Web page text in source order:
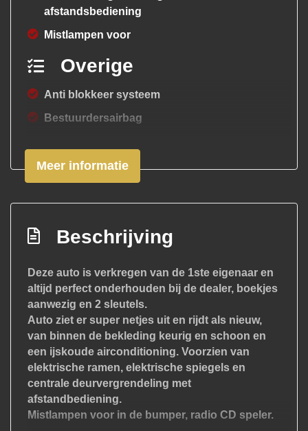
afstandsbediening
Mistlampen voor
Overige
Anti blokkeer systeem
Bestuurdersairbag
Passagiersairbag
Achterbank in delen neerklapbaar
Airco
Elektrische ramen voor
Stuurbekrachtiging
Meer informatie
Beschrijving
Deze auto is verkregen van de 1ste eigenaar en
altijd perfect onderhouden bij de dealer, boekjes
aanwezig en 2 sleutels.
Auto ziet er super netjes uit en rijdt als nieuw,
van binnen de bekleding keurig en schoon en
een ijskoude airconditioning. Voorzien van
elektrische ramen, elektrische spiegels en
centrale deurvergrendeling met
afstandbediening.
Mistlampen voor in de bumper, radio CD speler.